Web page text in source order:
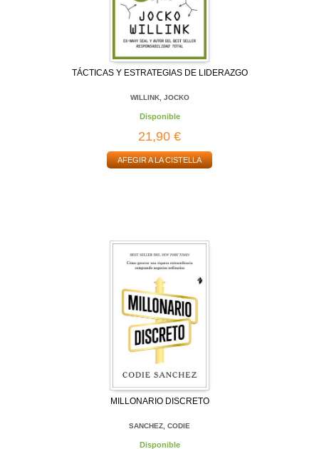
TÁCTICAS Y ESTRATEGIAS DE LIDERAZGO
WILLINK, JOCKO
Disponible
21,90 €
AFEGIR A LA CISTELLA
MILLONARIO DISCRETO
SANCHEZ, CODIE
Disponible